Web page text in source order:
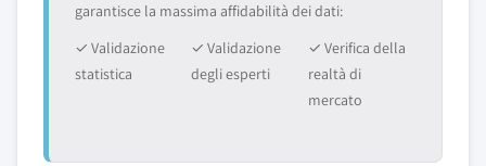
garantisce la massima affidabilità dei dati:
✓ Validazione
statistica
✓ Validazione
degli esperti
✓ Verifica della
realtà di
mercato